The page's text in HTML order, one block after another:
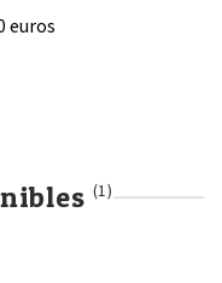
euros
(1)